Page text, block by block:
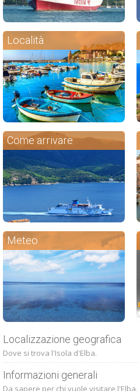
Località
Come arrivare
Meteo
Localizzazione geografica
Dove si trova l'Isola d'Elba.
Informazioni generali
Da sapere per chi vuole visitare l'Elba.